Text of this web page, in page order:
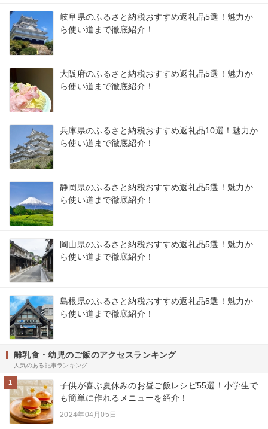
岐阜県のふるさと納税おすすめ返礼品5選！魅力か
ら使い道まで徹底紹介！
大阪府のふるさと納税おすすめ返礼品5選！魅力か
ら使い道まで徹底紹介！
兵庫県のふるさと納税おすすめ返礼品10選！魅力か
ら使い道まで徹底紹介！
静岡県のふるさと納税おすすめ返礼品5選！魅力か
ら使い道まで徹底紹介！
岡山県のふるさと納税おすすめ返礼品5選！魅力か
ら使い道まで徹底紹介！
島根県のふるさと納税おすすめ返礼品5選！魅力か
ら使い道まで徹底紹介！
離乳食・幼児のご飯のアクセスランキング
人気のある記事ランキング
1
子供が喜ぶ夏休みのお昼ご飯レシピ55選！小学生で
も簡単に作れるメニューを紹介！
2024年04月05日